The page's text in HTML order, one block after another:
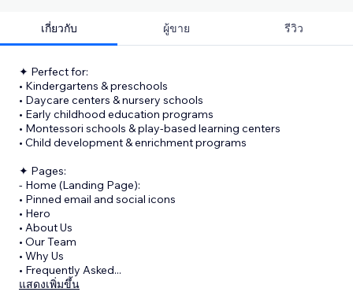
เกี่ยวกับ ผู้ขาย รีวิว
✦ Perfect for:
• Kindergartens & preschools
• Daycare centers & nursery schools
• Early childhood education programs
• Montessori schools & play-based learning centers
• Child development & enrichment programs
✦ Pages:
- Home (Landing Page):
• Pinned email and social icons
• Hero
• About Us
• Our Team
• Why Us
• Frequently Asked...
แสดงเพิ่มขึ้น